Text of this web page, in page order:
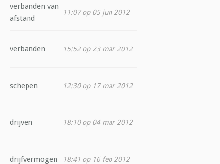
verbanden van
afstand
11:07 op 05 jun 2012
verbanden 15:52 op 23 mar 2012
schepen 12:30 op 17 mar 2012
drijven 18:10 op 04 mar 2012
drijfvermogen 18:41 op 16 feb 2012